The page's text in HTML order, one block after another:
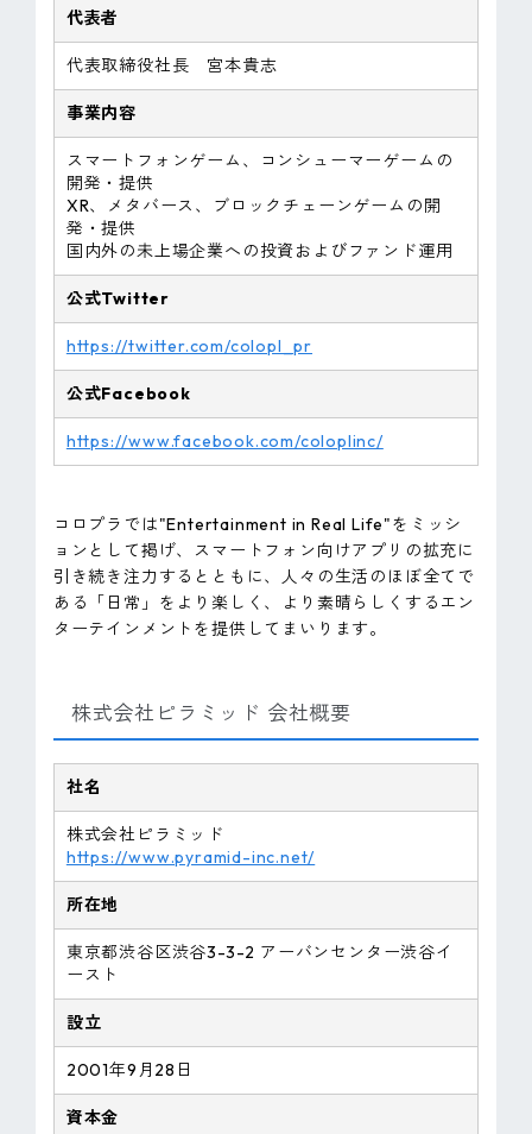
代表者
代表取締役社長 宮本貴志
事業内容
スマートフォンゲーム、コンシューマーゲームの
開発・提供
XR、メタバース、ブロックチェーンゲームの開
発・提供
国内外の未上場企業への投資およびファンド運用
公式Twitter
https://twitter.com/colopl_pr
公式Facebook
https://www.facebook.com/coloplinc/
コロプラでは"Entertainment in Real Life"をミッシ
ョンとして掲げ、スマートフォン向けアプリの拡充に
引き続き注力するとともに、人々の生活のほぼ全てで
ある「日常」をより楽しく、より素晴らしくするエン
ターテインメントを提供してまいります。
株式会社ピラミッド 会社概要
社名
株式会社ピラミッド
https://www.pyramid-inc.net/
所在地
東京都渋谷区渋谷3-3-2 アーバンセンター渋谷イ
ースト
設立
2001年9月28日
資本金